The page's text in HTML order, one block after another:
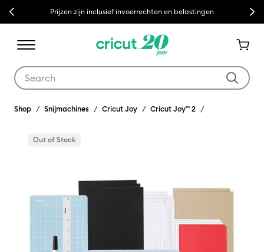
Previous en belastingen Gratis bezorging vanaf
Next
Shop Snijmachines Cricut Joy Cricut Joy™ 2
Out of Stock